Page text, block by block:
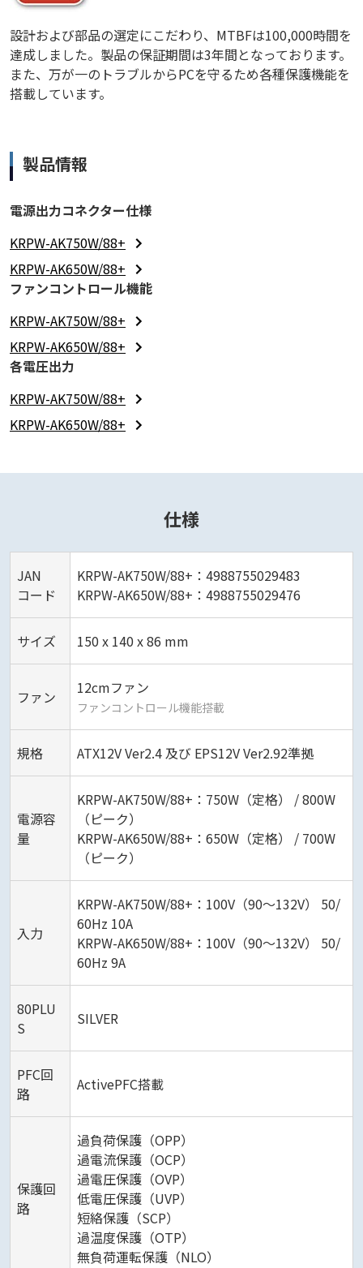
設計および部品の選定にこだわり、MTBFは100,000時間を
達成しました。製品の保証期間は3年間となっております。
また、万が一のトラブルからPCを守るため各種保護機能を
搭載しています。
製品情報
電源出力コネクター仕様
KRPW-AK750W/88+
KRPW-AK650W/88+
ファンコントロール機能
KRPW-AK750W/88+
KRPW-AK650W/88+
各電圧出力
KRPW-AK750W/88+
KRPW-AK650W/88+
仕様
JAN
コード
KRPW-AK750W/88+：4988755029483
KRPW-AK650W/88+：4988755029476
サイズ 150 x 140 x 86 mm
ファン 12cmファン
ファンコントロール機能搭載
規格 ATX12V Ver2.4 及び EPS12V Ver2.92準拠
電源容
量
KRPW-AK750W/88+：750W（定格） / 800W
（ピーク）
KRPW-AK650W/88+：650W（定格） / 700W
（ピーク）
入力
KRPW-AK750W/88+：100V（90～132V） 50/
60Hz 10A
KRPW-AK650W/88+：100V（90～132V） 50/
60Hz 9A
80PLU
S
SILVER
PFC回
路
ActivePFC搭載
保護回
路
過負荷保護（OPP）
過電流保護（OCP）
過電圧保護（OVP）
低電圧保護（UVP）
短絡保護（SCP）
過温度保護（OTP）
無負荷運転保護（NLO）